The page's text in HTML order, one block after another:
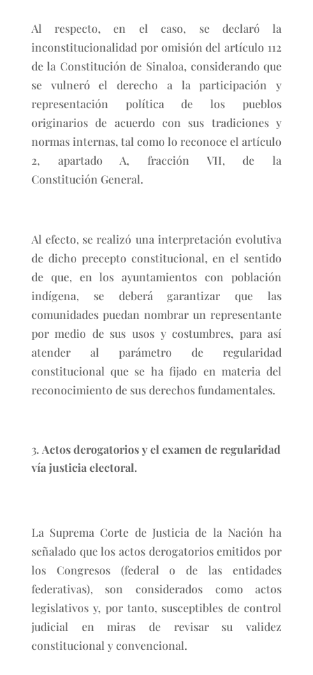
Al respecto, en el caso, se declaró la
inconstitucionalidad por omisión del artículo 112
de la Constitución de Sinaloa, considerando que
se vulneró el derecho a la participación y
representación política de los pueblos
originarios de acuerdo con sus tradiciones y
normas internas, tal como lo reconoce el artículo
2, apartado A, fracción VII, de la
Constitución General.
Al efecto, se realizó una interpretación evolutiva
de dicho precepto constitucional, en el sentido
de que, en los ayuntamientos con población
indígena, se deberá garantizar que las
comunidades puedan nombrar un representante
por medio de sus usos y costumbres, para así
atender al parámetro de regularidad
constitucional que se ha fijado en materia del
reconocimiento de sus derechos fundamentales.
Actos derogatorios y el examen de regularidad
vía justicia electoral.
La Suprema Corte de Justicia de la Nación ha
señalado que los actos derogatorios emitidos por
los Congresos (federal o de las entidades
federativas), son considerados como actos
legislativos y, por tanto, susceptibles de control
judicial en miras de revisar su validez
constitucional y convencional.